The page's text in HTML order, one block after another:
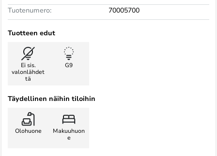
Tuotenumero:
70005700
Tuotteen edut
Ei sis.
valonlähdet
tä
G9
Täydellinen näihin tiloihin
Olohuone
Makuuhuon
e